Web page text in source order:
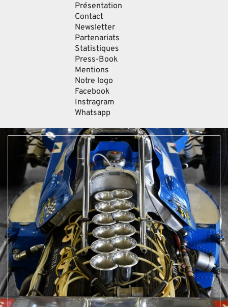
Présentation
Contact
Newsletter
Partenariats
Statistiques
Press-Book
Mentions
Notre logo
Facebook
Instragram
Whatsapp